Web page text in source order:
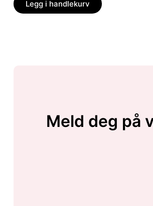
Legg i handlekurv
Meld deg på